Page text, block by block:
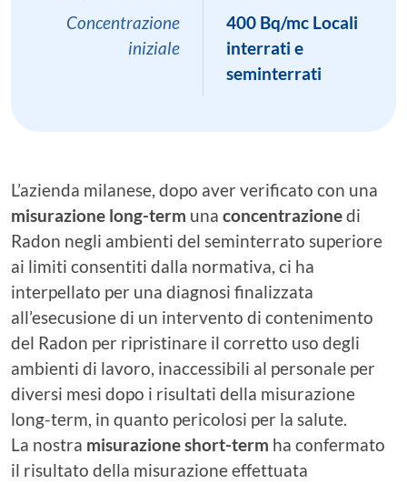
Concentrazione
iniziale
400 Bq/mc Locali
interrati e
seminterrati
L’azienda milanese, dopo aver verificato con una
misurazione long-term una concentrazionedi
Radon negli ambienti del seminterrato superiore
ai limiti consentiti dalla normativa, ci ha
interpellato per una diagnosi finalizzata
all’esecusione di un intervento di contenimento
del Radon per ripristinare il corretto uso degli
ambienti di lavoro, inaccessibili al personale per
diversi mesi dopo i risultati della misurazione
long-term, in quanto pericolosi per la salute.
La nostra misurazione short-term ha confermato
il risultato della misurazione effettuata